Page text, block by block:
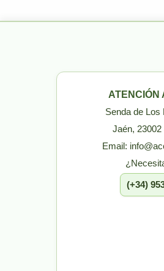
ATENCIÓN
Senda de Los
Jaén,
Email:
(+34)